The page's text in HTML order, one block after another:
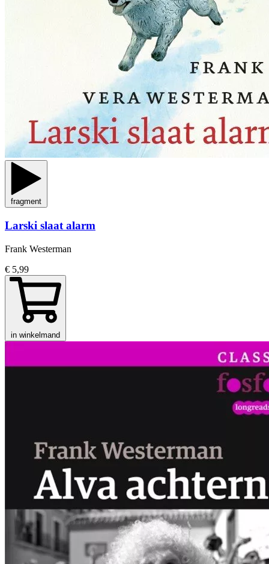
fragment
Larski slaat alarm
Frank Westerman
€ 5,99
in winkelmand